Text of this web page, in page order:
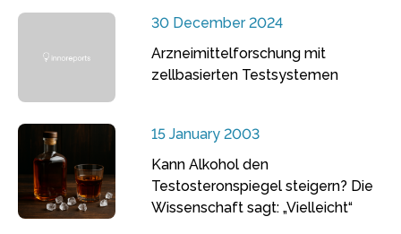
30 December 2024
Arzneimittelforschung mit
zellbasierten Testsystemen
15 January 2003
Kann Alkohol den
Testosteronspiegel steigern? Die
Wissenschaft sagt: „Vielleicht“